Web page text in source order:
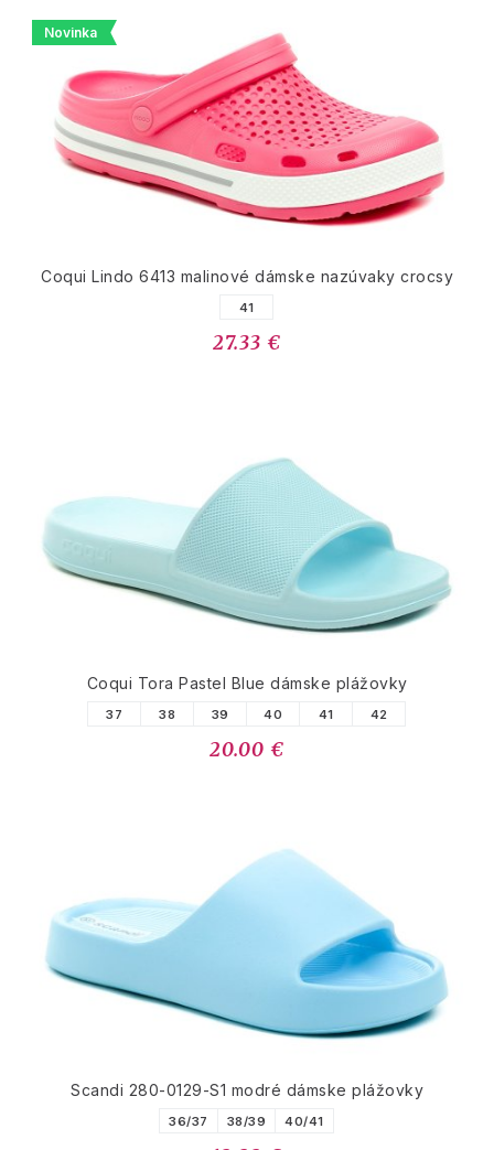
Novinka
Coqui Lindo 6413 malinové dámske nazúvaky crocsy
41
27.33 €
Coqui Tora Pastel Blue dámske plážovky
37 38 39 40 41 42
20.00 €
Scandi 280-0129-S1 modré dámske plážovky
36/37 38/39 40/41